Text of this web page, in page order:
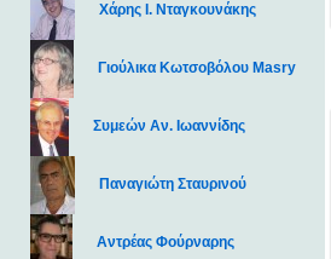
Χάρης Ι. Νταγκουνάκης
Γιούλικα Κωτσοβόλου Masry
Συμεών Αν. Ιωαννίδης
Παναγιώτη Σταυρινού
Αντρέας Φούρναρης